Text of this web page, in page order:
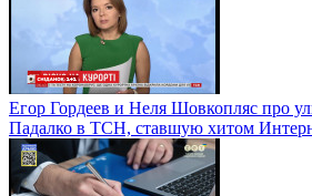
Егор Гордеев и Неля Шовкопляс про
Падалко в ТСН, ставшую хитом